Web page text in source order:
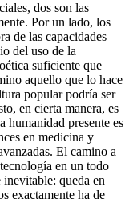
dos son las
Por un lado, los
de las capacidades
del uso de la
suficiente que
aquello que lo hace
popular podría ser
en cierta manera, es
humanidad presente es
en medicina y
El camino a
en un todo
queda en
exactamente ha de